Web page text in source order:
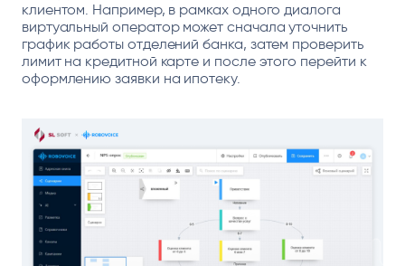
клиентом. Например, в рамках одного диалога
виртуальный оператор может сначала уточнить
график работы отделений банка, затем проверить
лимит на кредитной карте и после этого перейти к
оформлению заявки на ипотеку.